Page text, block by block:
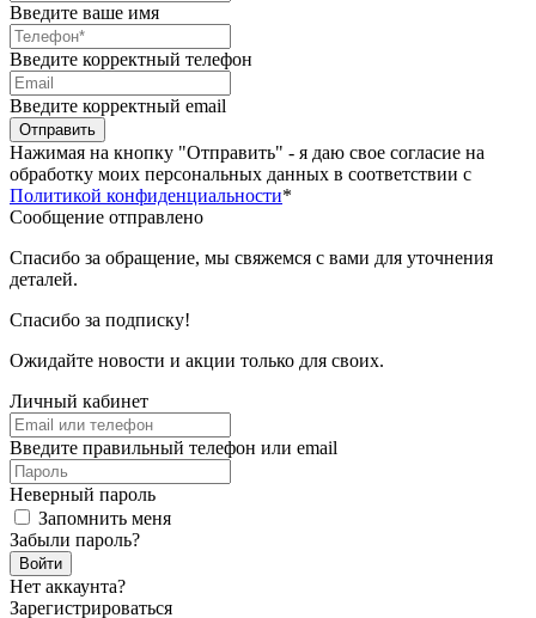
Введите ваше имя
Введите корректный телефон
Введите корректный email
Отправить
Нажимая на кнопку "Отправить" - я даю свое согласие на
обработку моих персональных данных в соответствии с
Политикой конфиденциальности*
Сообщение отправлено
Спасибо за обращение, мы свяжемся с вами для уточнения
деталей.
Спасибо за подписку!
Ожидайте новости и акции только для своих.
Личный кабинет
Введите правильный телефон или email
Неверный пароль
Запомнить меня
Забыли пароль?
Войти
Нет аккаунта?
Зарегистрироваться